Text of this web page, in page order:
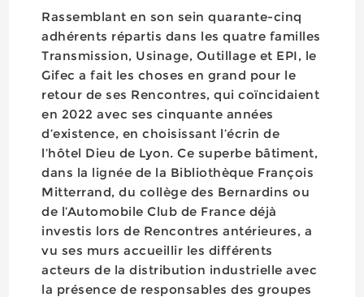
Rassemblant en son sein quarante-cinq
adhérents répartis dans les quatre familles
Transmission, Usinage, Outillage et EPI, le
Gifec a fait les choses en grand pour le
retour de ses Rencontres, qui coïncidaient
en 2022 avec ses cinquante années
d’existence, en choisissant l’écrin de
l’hôtel Dieu de Lyon. Ce superbe bâtiment,
dans la lignée de la Bibliothèque François
Mitterrand, du collège des Bernardins ou
de l’Automobile Club de France déjà
investis lors de Rencontres antérieures, a
vu ses murs accueillir les différents
acteurs de la distribution industrielle avec
la présence de responsables des groupes